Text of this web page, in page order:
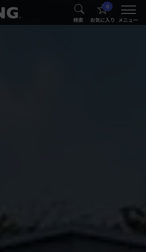
® 検索
0
お気に入り メニュー
®